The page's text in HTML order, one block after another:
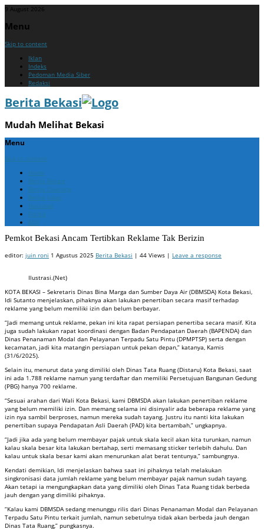
9 August 2026
Menu
Skip to content
Iklan
Indeks
Pedoman Media Siber
Redaksi
Berita Bekasi
Mudah Melihat Bekasi
Menu
Skip to content
Home
Berita Bekasi
Berita Cikarang
Berita Jabar
Nasional
Politik
ADV
Pemkot Bekasi Ancam Tertibkan Reklame Tak Berizin
editor: juin roni 1 Agustus 2025 Berita Bekasi | 44 Views | Leave a response
Ilustrasi.(Net)
KOTA BEKASI – Sekretaris Dinas Bina Marga dan Sumber Daya Air (DBMSDA) Kota Bekasi,
Idi Sutanto menjelaskan, pihaknya akan lakukan penertiban secara masif terhadap
reklame yang belum memiliki izin dan belum berbayar.
“Jadi memang untuk reklame, pekan ini kita rapat persiapan penertiba secara masif. Kita
juga sudah lakukan rapat koordinasi dengan Badan Pendapatan Daerah (BAPENDA) dan
Dinas Penanaman Modal dan Pelayanan Terpadu Satu Pintu (DPMPTSP) serta dengan
kecamatan, jadi kita matangin persiapan untuk pekan depan,” katanya, Kamis
(31/6/2025).
Selain itu, menurut data yang dimiliki oleh Dinas Tata Ruang (Distaru) Kota Bekasi, saat
ini ada 1.788 reklame namun yang terdaftar dan memiliki Persetujuan Bangunan Gedung
(PBG) hanya 700 reklame.
“Sesuai arahan dari Wali Kota Bekasi, kami DBMSDA akan lakukan penertiban reklame
yang belum memiliki izin. Dan memang selama ini disinyalir ada beberapa reklame yang
izin nya sambil berproses, namun mereka sudah tayang. Justru itu nanti kita lakukan
penertiban supaya Pendapatan Asli Daerah (PAD) kita bertambah,” ungkapnya.
“Jadi jika ada yang belum membayar pajak untuk skala kecil akan kita turunkan, namun
kalau skala besar kita lakukan bertahap, serti memasang sticker terlebih dahulu. Dan
kalau untuk skala besar kami akan menurunkan alat berat tentunya,” sambungnya.
Kendati demikian, Idi menjelaskan bahwa saat ini pihaknya telah melakukan
singkronisasi data jumlah reklame yang belum membayar pajak namun sudah tayang.
Akan tetapi ia mengungkapkan data yang dimiliki oleh Dinas Tata Ruang tidak berbeda
jauh dengan yang dimiliki pihaknya.
“Kalau kami DBMSDA sedang menunggu rilis dari Dinas Penanaman Modal dan Pelayanan
Terpadu Satu Pintu terkait jumlah, namun sebetulnya tidak akan berbeda jauh dengan
Dinas Tata Ruang,” pungkasnya.